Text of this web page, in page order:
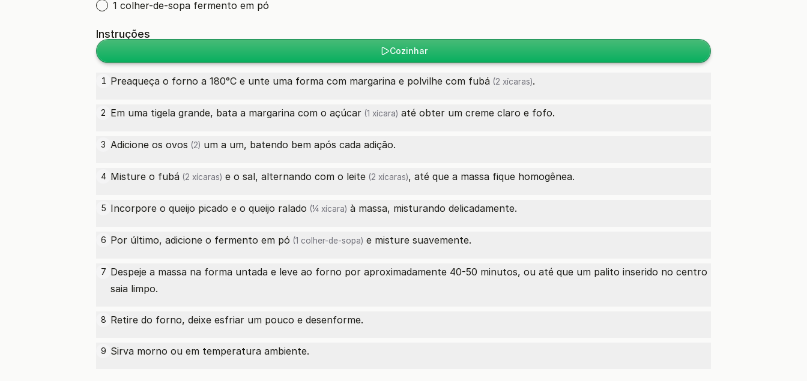
1 colher-de-sopa fermento em pó
Instruções
Cozinhar
1 Preaqueça o forno a 180°C e unte uma forma com margarina e polvilhe com fubá (2 xícaras).
2 Em uma tigela grande, bata a margarina com o açúcar (1 xícara) até obter um creme claro e fofo.
3 Adicione os ovos (2) um a um, batendo bem após cada adição.
4 Misture o fubá (2 xícaras) e o sal, alternando com o leite (2 xícaras), até que a massa fique homogênea.
5 Incorpore o queijo picado e o queijo ralado (¼ xícara) à massa, misturando delicadamente.
6 Por último, adicione o fermento em pó (1 colher-de-sopa) e misture suavemente.
7 Despeje a massa na forma untada e leve ao forno por aproximadamente 40-50 minutos, ou até que um palito inserido no centro
saia limpo.
8 Retire do forno, deixe esfriar um pouco e desenforme.
9 Sirva morno ou em temperatura ambiente.